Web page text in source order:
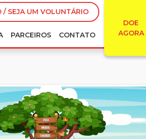
/ SEJA UM VOLUNTÁRIO
DOE
AGORA
PARCEIROS CONTATO